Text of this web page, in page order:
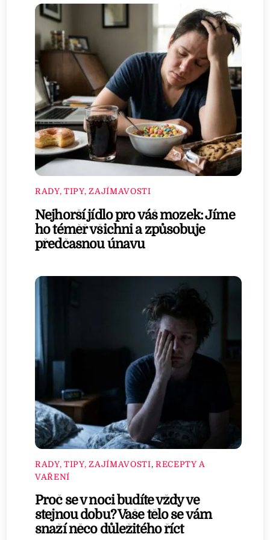
RADY, TIPY, ZAJÍMAVOSTI
Nejhorší jídlo pro váš mozek: Jíme
ho téměř všichni a způsobuje
předčasnou únavu
RADY, TIPY, ZAJÍMAVOSTI, RECEPTY A
VAŘENÍ
Proč se v noci budíte vždy ve
stejnou dobu? Vaše tělo se vám
snaží něco důležitého říct